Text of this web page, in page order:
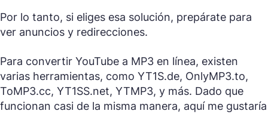
Por lo tanto, si eliges esa solución, prepárate para
ver anuncios y redirecciones.
Para convertir YouTube a MP3 en línea, existen
varias herramientas, como YT1S.de, OnlyMP3.to,
ToMP3.cc, YT1SS.net, YTMP3, y más. Dado que
funcionan casi de la misma manera, aquí me gustaría